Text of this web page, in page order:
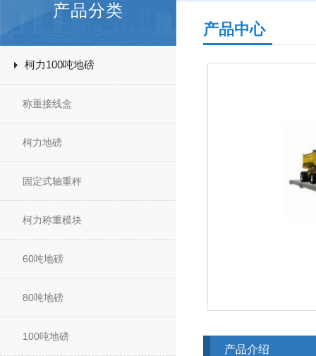
产品分类
柯力100吨地磅
称重接线盒
柯力地磅
固定式轴重秤
柯力称重模块
60吨地磅
80吨地磅
100吨地磅
产品中心
产品介绍